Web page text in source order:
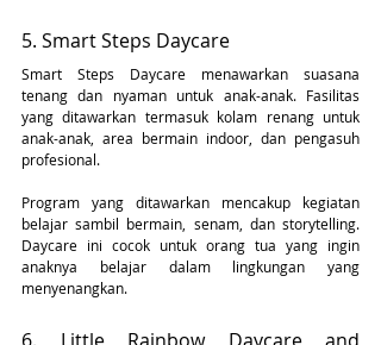
5. Smart Steps Daycare
Smart Steps Daycare menawarkan suasana
tenang dan nyaman untuk anak-anak. Fasilitas
yang ditawarkan termasuk kolam renang untuk
anak-anak, area bermain indoor, dan pengasuh
profesional.
Program yang ditawarkan mencakup kegiatan
belajar sambil bermain, senam, dan storytelling.
Daycare ini cocok untuk orang tua yang ingin
anaknya belajar dalam lingkungan yang
menyenangkan.